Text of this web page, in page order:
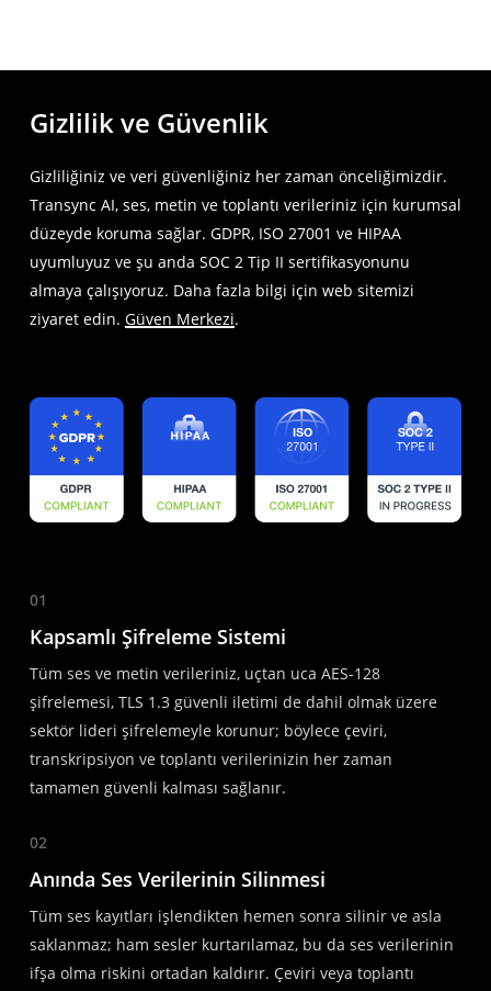
Gizlilik ve Güvenlik
Gizliliğiniz ve veri güvenliğiniz her zaman önceliğimizdir.
Transync AI, ses, metin ve toplantı verileriniz için kurumsal
düzeyde koruma sağlar. GDPR, ISO 27001 ve HIPAA
uyumluyuz ve şu anda SOC 2 Tip II sertifikasyonunu
almaya çalışıyoruz. Daha fazla bilgi için web sitemizi
ziyaret edin. Güven Merkezi.
01
Kapsamlı Şifreleme Sistemi
Tüm ses ve metin verileriniz, uçtan uca AES-128
şifrelemesi, TLS 1.3 güvenli iletimi de dahil olmak üzere
sektör lideri şifrelemeyle korunur; böylece çeviri,
transkripsiyon ve toplantı verilerinizin her zaman
tamamen güvenli kalması sağlanır.
02
Anında Ses Verilerinin Silinmesi
Tüm ses kayıtları işlendikten hemen sonra silinir ve asla
saklanmaz; ham sesler kurtarılamaz, bu da ses verilerinin
ifşa olma riskini ortadan kaldırır. Çeviri veya toplantı